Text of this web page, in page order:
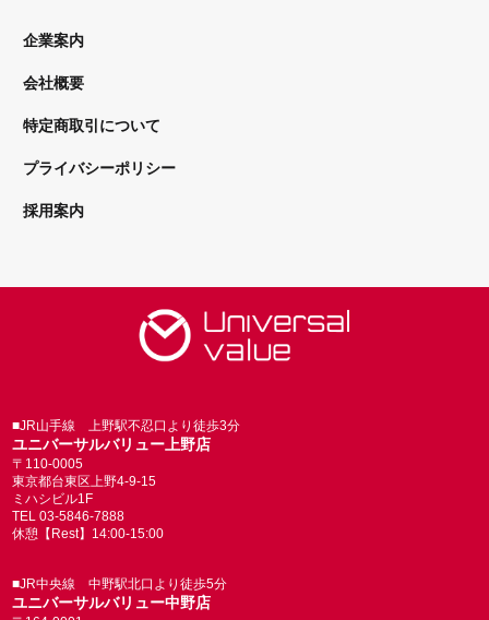
企業案内
会社概要
特定商取引について
プライバシーポリシー
採用案内
■JR山手線 上野駅不忍口より徒歩3分
ユニバーサルバリュー上野店
〒110-0005
東京都台東区上野4-9-15
ミハシビル1F
TEL 03-5846-7888
休憩【Rest】14:00-15:00
■JR中央線 中野駅北口より徒歩5分
ユニバーサルバリュー中野店